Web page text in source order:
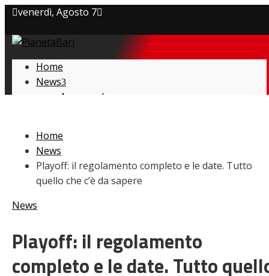
venerdì, Agosto 7
Privacy policy
Cookie Policy
Home
News
Amarcord
Giovanili
Le pagelle
Interviste
Focus
Calciomercato
Video
Home
News
Playoff: il regolamento completo e le date. Tutto
quello che c’è da sapere
News
Playoff: il regolamento
completo e le date. Tutto